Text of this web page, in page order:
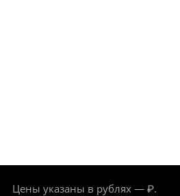
Цены указаны в рублях — ₽.